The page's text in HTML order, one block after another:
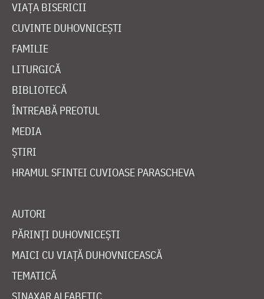
VIAȚA BISERICII
CUVINTE DUHOVNICEȘTI
FAMILIE
LITURGICĂ
BIBLIOTECĂ
ÎNTREABĂ PREOTUL
MEDIA
ȘTIRI
HRAMUL SFINTEI CUVIOASE PARASCHEVA
AUTORI
PĂRINȚI DUHOVNICEȘTI
MAICI CU VIAȚĂ DUHOVNICEASCĂ
TEMATICĂ